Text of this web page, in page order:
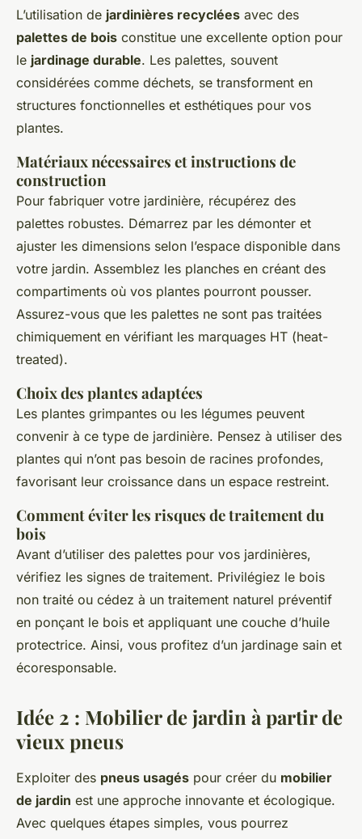
L’utilisation de jardinières recyclées avec des
palettes de bois constitue une excellente option pour
le jardinage durable. Les palettes, souvent
considérées comme déchets, se transforment en
structures fonctionnelles et esthétiques pour vos
plantes.
Matériaux nécessaires et instructions de
construction
Pour fabriquer votre jardinière, récupérez des
palettes robustes. Démarrez par les démonter et
ajuster les dimensions selon l’espace disponible dans
votre jardin. Assemblez les planches en créant des
compartiments où vos plantes pourront pousser.
Assurez-vous que les palettes ne sont pas traitées
chimiquement en vérifiant les marquages HT (heat-
treated).
Choix des plantes adaptées
Les plantes grimpantes ou les légumes peuvent
convenir à ce type de jardinière. Pensez à utiliser des
plantes qui n’ont pas besoin de racines profondes,
favorisant leur croissance dans un espace restreint.
Comment éviter les risques de traitement du
bois
Avant d’utiliser des palettes pour vos jardinières,
vérifiez les signes de traitement. Privilégiez le bois
non traité ou cédez à un traitement naturel préventif
en ponçant le bois et appliquant une couche d’huile
protectrice. Ainsi, vous profitez d’un jardinage sain et
écoresponsable.
Idée 2 : Mobilier de jardin à partir de
vieux pneus
Exploiter des pneus usagés pour créer du mobilier
de jardin est une approche innovante et écologique.
Avec quelques étapes simples, vous pourrez